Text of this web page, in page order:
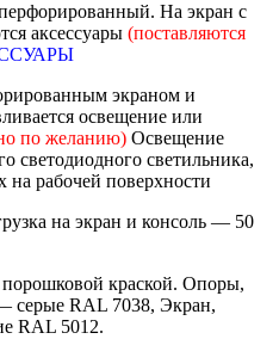
На экран с
аксессуары (поставляются
экраном и
освещение или
по желанию) Освещение
светодиодного светильника,
на рабочей поверхности
на экран и консоль — 50
краской. Опоры,
серые RAL 7038, Экран,
RAL 5012.